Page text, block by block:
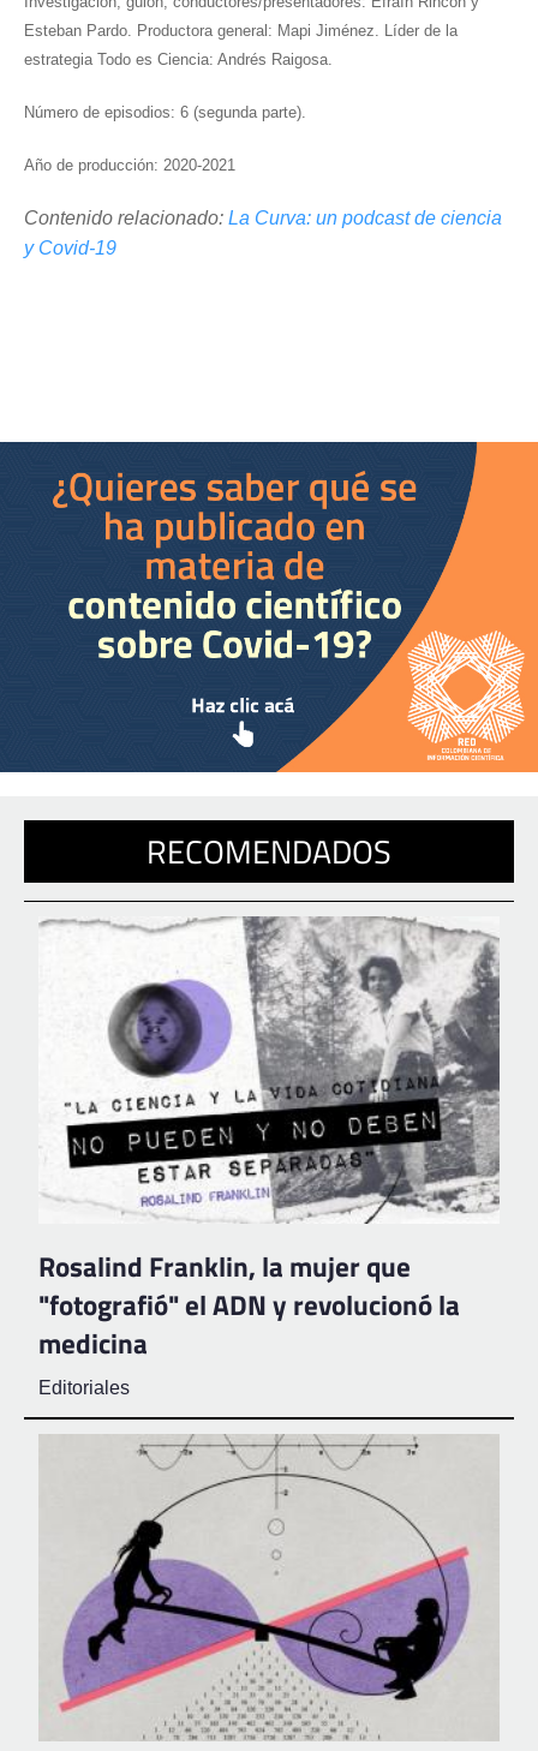
Esteban Pardo. Productora general: Mapi Jiménez. Líder de la
estrategia Todo es Ciencia: Andrés Raigosa.
Número de episodios: 6 (segunda parte).
Año de producción: 2020-2021
Contenido relacionado: La Curva: un podcast de ciencia
y Covid-19
RECOMENDADOS
Rosalind Franklin, la mujer que
"fotografió" el ADN y revolucionó la
medicina
Editoriales